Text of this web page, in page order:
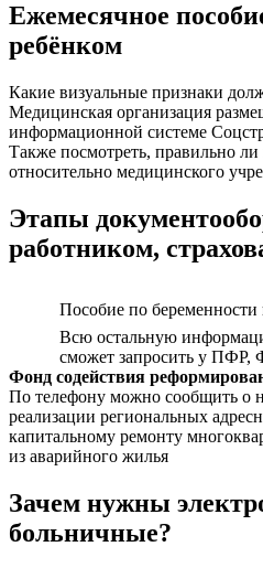
Ежемесячное
ребёнком
Какие визуальные признаки
Медицинская организация
информационной системе
Также посмотреть, правильно
относительно медицинского
Этапы
работником,
Пособие по беременности
Всю остальную
сможет запросить у
Фонд содействия
По телефону можно сообщить о
реализации региональных
капитальному ремонту
из аварийного жилья
Зачем нужны
больничные?